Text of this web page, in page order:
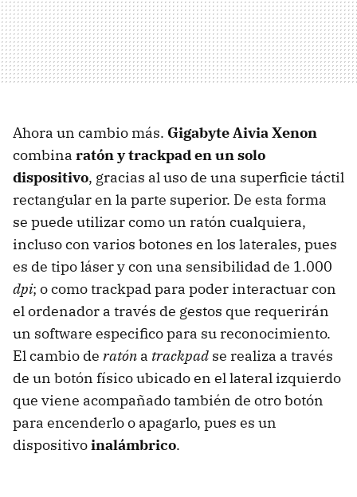
Ahora un cambio más. Gigabyte Aivia Xenon
combina ratón y trackpad en un solo
dispositivo, gracias al uso de una superficie táctil
rectangular en la parte superior. De esta forma
se puede utilizar como un ratón cualquiera,
incluso con varios botones en los laterales, pues
es de tipo láser y con una sensibilidad de 1.000
dpi; o como trackpad para poder interactuar con
el ordenador a través de gestos que requerirán
un software especifico para su reconocimiento.
El cambio de ratón a trackpad se realiza a través
de un botón físico ubicado en el lateral izquierdo
que viene acompañado también de otro botón
para encenderlo o apagarlo, pues es un
dispositivoinalámbrico.